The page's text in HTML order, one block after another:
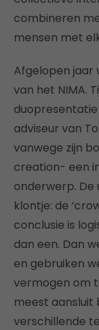
combineren
mensen met
Afgelopen jaar
van het NIMA.
adviseur van
vanwege zijn
creation- een
onderwerp. De
klontje: de
conclusie is
dan een. Dan
en gebruiken
vermogen om
meest aansluit
verschillende